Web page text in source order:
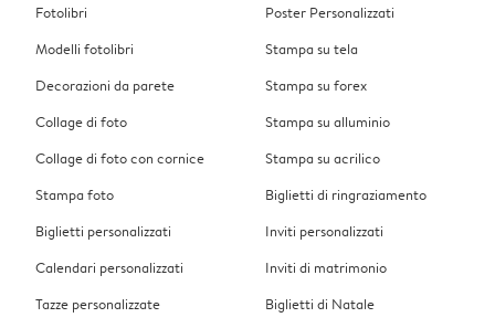
Fotolibri
Modelli fotolibri
Decorazioni da parete
Collage di foto
Collage di foto con cornice
Stampa foto
Biglietti personalizzati
Calendari personalizzati
Tazze personalizzate
Poster Personalizzati
Stampa su tela
Stampa su forex
Stampa su alluminio
Stampa su acrilico
Biglietti di ringraziamento
Inviti personalizzati
Inviti di matrimonio
Biglietti di Natale